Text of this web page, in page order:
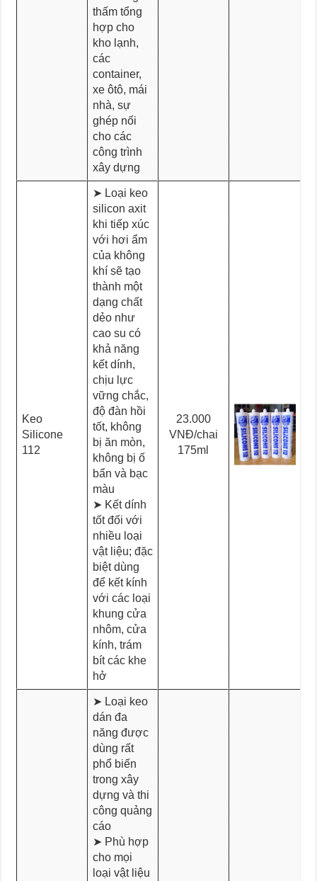
thấm tổng
hợp cho
kho lạnh,
các
container,
xe ôtô, mái
nhà, sự
ghép nối
cho các
công trình
xây dựng
Keo
Silicone
112
➤ Loại keo
silicon axit
khi tiếp xúc
với hơi ẩm
của không
khí sẽ tạo
thành một
dạng chất
dẻo như
cao su có
khả năng
kết dính,
chịu lực
vững chắc,
độ đàn hồi
tốt, không
bị ăn mòn,
không bị ố
bẩn và bạc
màu
➤ Kết dính
tốt đối với
nhiều loại
vật liệu; đặc
biệt dùng
để kết kính
với các loại
khung cửa
nhôm, cửa
kính, trám
bít các khe
hở
23.000
VNĐ/chai
175ml
➤ Loại keo
dán đa
năng được
dùng rất
phổ biến
trong xây
dựng và thi
công quảng
cáo
➤ Phù hợp
cho mọi
loại vật liệu